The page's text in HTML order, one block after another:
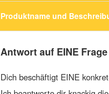
Produktname und
Antwort auf EINE Frage
Dich beschäftigt EINE